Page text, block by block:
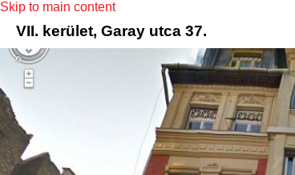
Skip to main content
VII. kerület, Garay utca 37.